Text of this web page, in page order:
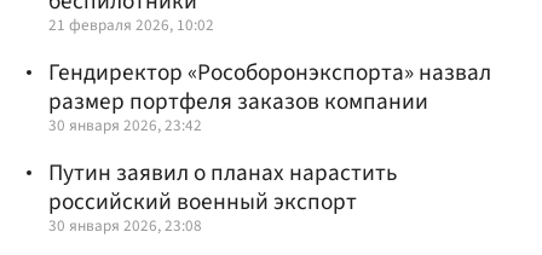
21 февраля 2026, 10:02
Гендиректор «Рособоронэкспорта» назвал
размер портфеля заказов компании
30 января 2026, 23:42
Путин заявил о планах нарастить
российский военный экспорт
30 января 2026, 23:08